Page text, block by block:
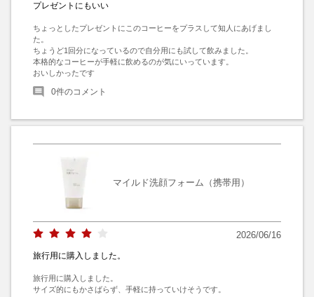
プレゼントにもいい
ちょっとしたプレゼントにこのコーヒーをプラスして知人にあげまし
た。
ちょうど1回分になっているので自分用にも試して飲みました。
本格的なコーヒーが手軽に飲めるのが気にいっています。
おいしかったです
0件のコメント
マイルド洗顔フォーム（携帯用）
2026/06/16
旅行用に購入しました。
旅行用に購入しました。
サイズ的にもかさばらず、手軽に持っていけそうです。